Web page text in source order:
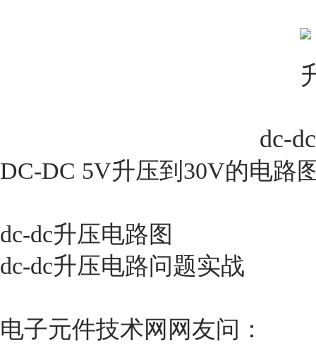
dc-
DC-DC 5V升压到30V的电路
dc-dc升压电路图
dc-dc升压电路问题实战
电子元件技术网网友问 ：